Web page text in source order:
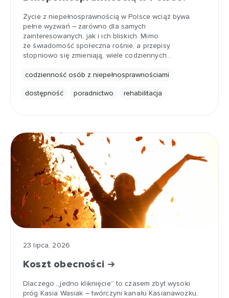
Życie z niepełnosprawnością w Polsce wciąż bywa
pełne wyzwań – zarówno dla samych
zainteresowanych, jak i ich bliskich. Mimo
że świadomość społeczna rośnie, a przepisy
stopniowo się zmieniają, wiele codziennych…
codzienność osób z niepełnosprawnościami
dostępność poradnictwo rehabilitacja
23 lipca, 2026
Koszt obecności
Dlaczego „jedno kliknięcie” to czasem zbyt wysoki
próg Kasia Wasiak – twórczyni kanału Kasianawozku,